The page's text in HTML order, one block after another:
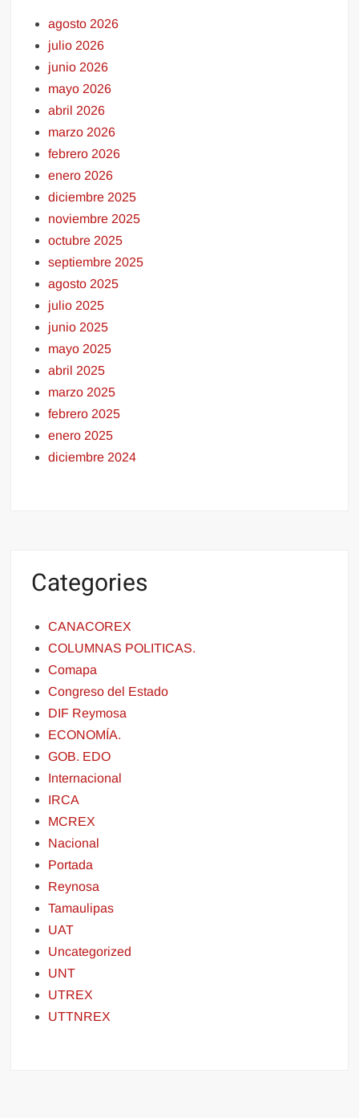
agosto 2026
julio 2026
junio 2026
mayo 2026
abril 2026
marzo 2026
febrero 2026
enero 2026
diciembre 2025
noviembre 2025
octubre 2025
septiembre 2025
agosto 2025
julio 2025
junio 2025
mayo 2025
abril 2025
marzo 2025
febrero 2025
enero 2025
diciembre 2024
Categories
CANACOREX
COLUMNAS POLITICAS.
Comapa
Congreso del Estado
DIF Reymosa
ECONOMÍA.
GOB. EDO
Internacional
IRCA
MCREX
Nacional
Portada
Reynosa
Tamaulipas
UAT
Uncategorized
UNT
UTREX
UTTNREX